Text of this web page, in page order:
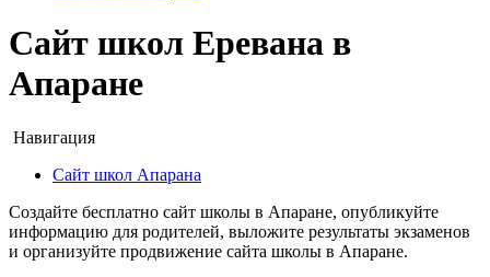
Сайт школ Еревана в
Апаране
Навигация
Сайт школ Апарана
Создайте бесплатно сайт школы в Апаране, опубликуйте
информацию для родителей, выложите результаты экзаменов
и организуйте продвижение сайта школы в Апаране.